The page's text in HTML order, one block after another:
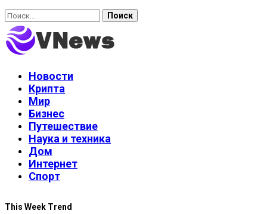
Найти:
Новости
Крипта
Мир
Бизнес
Путешествие
Наука и техника
Дом
Интернет
Спорт
This Week Trend